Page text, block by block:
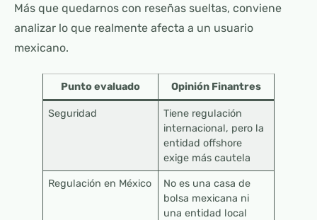
Más que quedarnos con reseñas sueltas, conviene
analizar lo que realmente afecta a un usuario
mexicano.
Punto evaluado Opinión Finantres
Seguridad
Tiene regulación
internacional, pero la
entidad offshore
exige más cautela
Regulación en México
No es una casa de
bolsa mexicana ni
una entidad local